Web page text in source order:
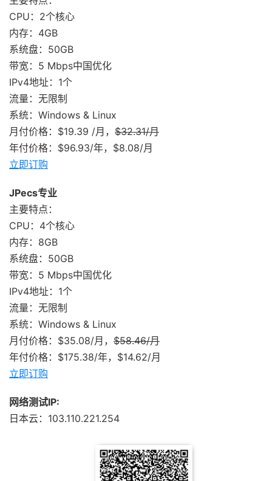
CPU：2个核心
内存：4GB
系统盘：50GB
带宽：5 Mbps中国优化
IPv4地址：1个
流量：无限制
系统：Windows & Linux
月付价格：$19.39 /月， $32.31/月
年付价格：$96.93/年，$8.08/月
立即订购
JPecs专业
主要特点：
CPU：4个核心
内存：8GB
系统盘：50GB
带宽：5 Mbps中国优化
IPv4地址：1个
流量：无限制
系统：Windows & Linux
月付价格：$35.08/月， $58.46/月
年付价格：$175.38/年，$14.62/月
立即订购
网络测试IP:
日本云：103.110.221.254